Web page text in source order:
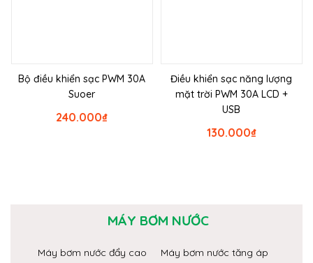
Bộ điều khiển sạc PWM 30A
Suoer
₫
240.000
Điều khiển sạc năng lượng
mặt trời PWM 30A LCD +
USB
₫
130.000
MÁY BƠM NƯỚC
Máy bơm nước đẩy cao
Máy bơm nước tăng áp